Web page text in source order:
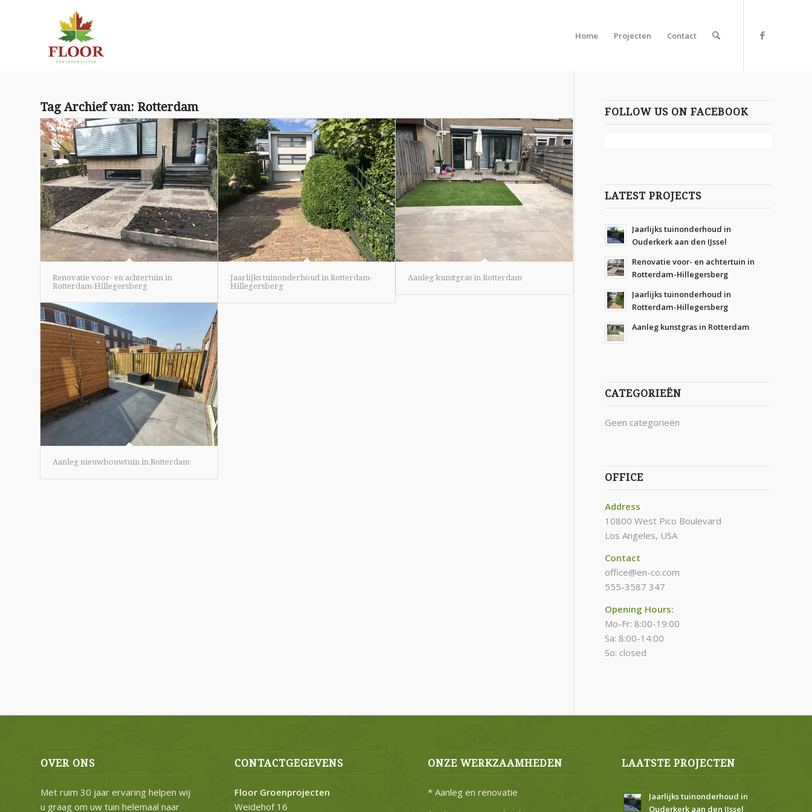
Home Projecten Contact
Tag Archief van: Rotterdam
Renovatie voor- en achtertuin in
Rotterdam-Hillegersberg
Jaarlijks tuinonderhoud in Rotterdam-
Hillegersberg
Aanleg kunstgras in Rotterdam
Aanleg nieuwbouwtuin in Rotterdam
FOLLOW US ON FACEBOOK
LATEST PROJECTS
Jaarlijks tuinonderhoud in
Ouderkerk aan den IJssel
Renovatie voor- en achtertuin in
Rotterdam-Hillegersberg
Jaarlijks tuinonderhoud in
Rotterdam-Hillegersberg
Aanleg kunstgras in Rotterdam
CATEGORIEËN
Geen categorieën
OFFICE
Address
10800 West Pico Boulevard
Los Angeles, USA
Contact
office@en-co.com
555-3587 347
Opening Hours:
Mo-Fr: 8:00-19:00
Sa: 8:00-14:00
So: closed
OVER ONS
Met ruim 30 jaar ervaring helpen wij
u graag om uw tuin helemaal naar
CONTACTGEGEVENS
Floor Groenprojecten
Weidehof 16
ONZE WERKZAAMHEDEN
* Aanleg en renovatie
LAATSTE PROJECTEN
Jaarlijks tuinonderhoud in
Ouderkerk aan den IJssel